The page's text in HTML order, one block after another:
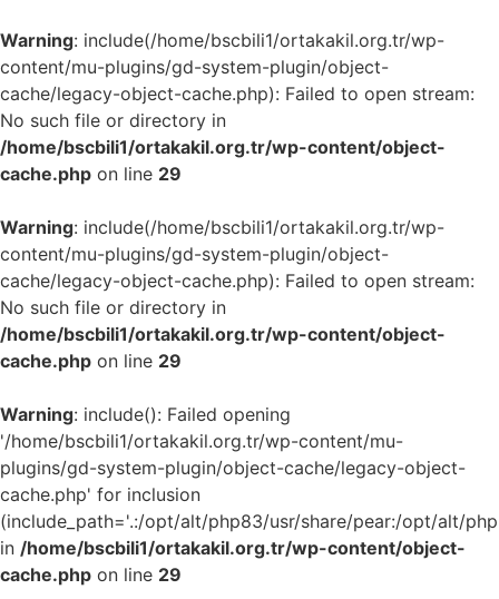
Warning: include(/home/bscbili1/ortakakil.org.tr/wp-
content/mu-plugins/gd-system-plugin/object-
cache/legacy-object-cache.php): Failed to open stream:
No such file or directory in
/home/bscbili1/ortakakil.org.tr/wp-content/object-
cache.php on line 29
Warning: include(/home/bscbili1/ortakakil.org.tr/wp-
content/mu-plugins/gd-system-plugin/object-
cache/legacy-object-cache.php): Failed to open stream:
No such file or directory in
/home/bscbili1/ortakakil.org.tr/wp-content/object-
cache.php on line 29
Warning: include(): Failed opening
'/home/bscbili1/ortakakil.org.tr/wp-content/mu-
plugins/gd-system-plugin/object-cache/legacy-object-
cache.php' for inclusion
(include_path='.:/opt/alt/php83/usr/share/pear:/opt/alt/
in /home/bscbili1/ortakakil.org.tr/wp-content/object-
cache.php on line 29